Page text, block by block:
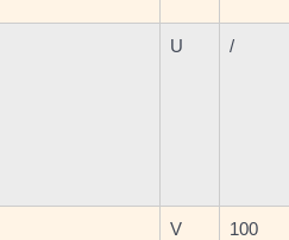
U /
V 100